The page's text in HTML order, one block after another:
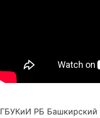
ГБУКиИ РБ Башкирский